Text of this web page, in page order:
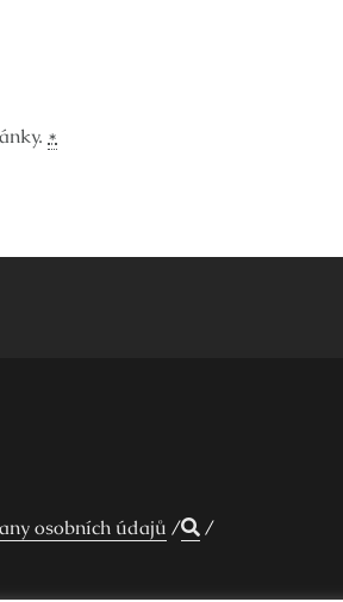
*
osobních údajů